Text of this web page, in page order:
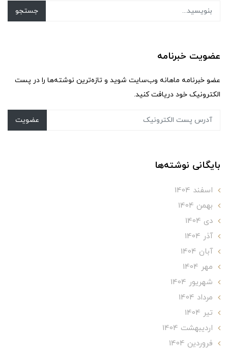
جستجو
عضویت خبرنامه
عضو خبرنامه ماهانه وب‌سایت شوید و تازه‌ترین نوشته‌ها را در پست
الکترونیک خود دریافت کنید.
عضویت
بایگانی نوشته‌ها
اسفند 1404
بهمن 1404
دی 1404
آذر 1404
آبان 1404
مهر 1404
شهریور 1404
مرداد 1404
تير 1404
ارديبهشت 1404
فروردین 1404